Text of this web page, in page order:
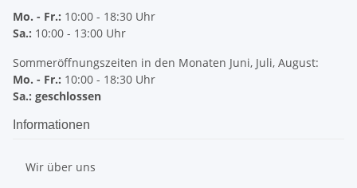
Mo. - Fr.: 10:00 - 18:30 Uhr
Sa.: 10:00 - 13:00 Uhr
Sommeröffnungszeiten in den Monaten Juni, Juli, August:
Mo. - Fr.: 10:00 - 18:30 Uhr
Sa.: geschlossen
Informationen
Wir über uns